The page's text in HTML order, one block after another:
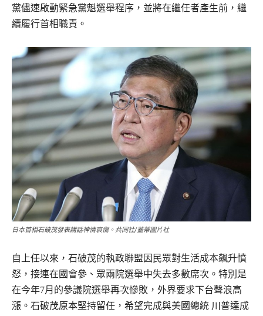
黨儘速啟動緊急黨魁選舉程序，並將在繼任者產生前，繼
續履行首相職責。
日本首相石破茂發表講話神情哀傷。共同社/蓋蒂圖片社
自上任以來，石破茂的執政聯盟因民眾對生活成本飆升憤
怒，接連在國會參、眾兩院選舉中失去多數席次。特別是
在今年7月的參議院選舉再次慘敗，外界要求下台聲浪高
漲。石破茂原本堅持留任，希望完成與美國總統 川普達成